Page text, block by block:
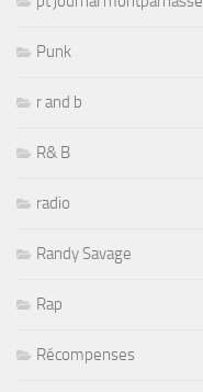
Punk
r and b
R& B
radio
Randy Savage
Rap
Récompenses